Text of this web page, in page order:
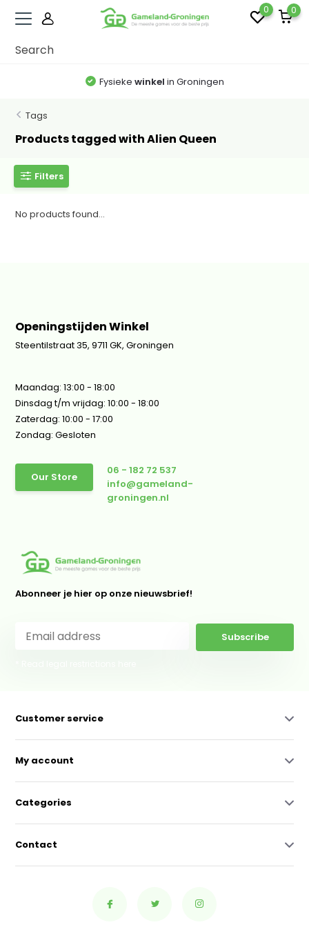
0 0
Fysieke winkel in Groningen
Tags
Products tagged with Alien Queen
Filters
No products found...
Openingstijden Winkel
Steentilstraat 35, 9711 GK, Groningen
Maandag: 13:00 - 18:00
Dinsdag t/m vrijdag: 10:00 - 18:00
Zaterdag: 10:00 - 17:00
Zondag: Gesloten
Our Store
06 - 182 72 537
info@gameland-
groningen.nl
Abonneer je hier op onze nieuwsbrief!
Subscribe
Customer service
My account
Categories
Contact